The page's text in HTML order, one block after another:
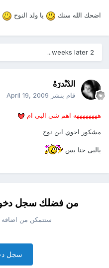
اضحك الله سنك يا ولد النوح
2 weeks later...
الدْنْدرَهْ
قام بنشر April 19, 2009
ههههههههه اهم شي البي ام
مشكور اخوي ابن نوح
يالبى حنا بس
من فضلك سجل
ستتمكن من اضافه
سجل